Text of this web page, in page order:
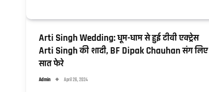
Arti Singh Wedding: धूम-धाम से हुई टीवी एक्ट्रेस
Arti Singh की शादी, BF Dipak Chauhan संग लिए
सात फेरे
Admin April 26, 2024